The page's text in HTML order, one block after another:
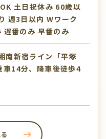
土日祝休み 60歳以
週3日以内 Wワーク
遅番のみ 早番のみ
南新宿ライン「平塚
車14分、降車後徒歩4